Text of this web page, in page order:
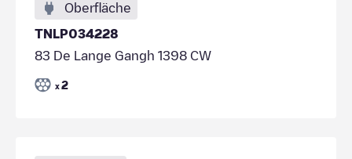
Oberfläche
TNLP034228
83 De Lange Gangh 1398 CW
x 2